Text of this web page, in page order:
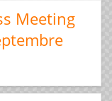
Meeting